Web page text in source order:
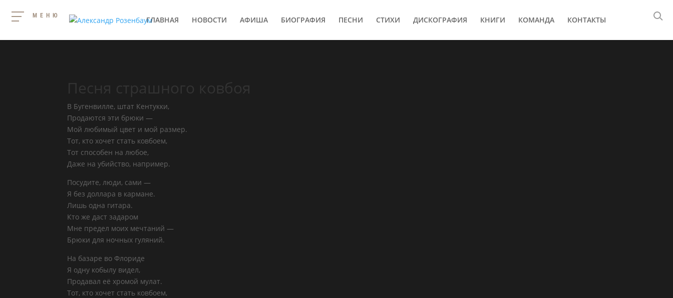
ГЛАВНАЯ НОВОСТИ АФИША БИОГРАФИЯ ПЕСНИ СТИХИ ДИСКОГРАФИЯ КНИГИ КОМАНДА КОНТАКТЫ
Песня страшного ковбоя
В Бугенвилле, штат Кентукки,
Продаются эти брюки —
Мой любимый цвет и мой размер.
Тот, кто хочет стать ковбоем,
Тот способен на любое,
Даже на убийство, например.
Посудите, люди, сами —
Я без доллара в кармане.
Лишь одна гитара.
Кто же даст задаром
Мне предел моих мечтаний —
Брюки для ночных гуляний.
На базаре во Флориде
Я одну кобылу видел,
Продавал её хромой мулат.
Тот, кто хочет стать ковбоем,
МЕНЮ